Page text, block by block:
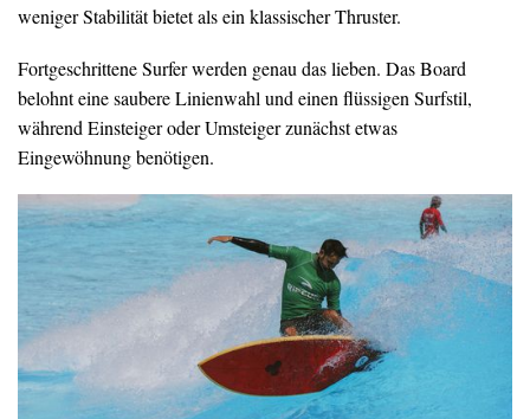
weniger Stabilität bietet als ein klassischer Thruster.
Fortgeschrittene Surfer werden genau das lieben. Das Board
belohnt eine saubere Linienwahl und einen flüssigen Surfstil,
während Einsteiger oder Umsteiger zunächst etwas
Eingewöhnung benötigen.